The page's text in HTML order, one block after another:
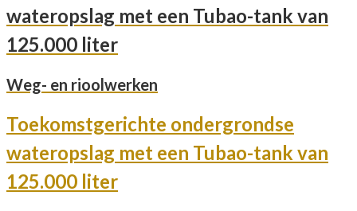
wateropslag met een Tubao-tank van
125.000 liter
Weg- en rioolwerken
Toekomstgerichte ondergrondse
wateropslag met een Tubao-tank van
125.000 liter